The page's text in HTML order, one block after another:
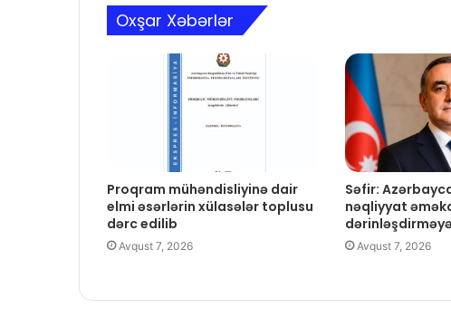
Oxşar Xəbərlər
Proqram mühəndisliyinə dair
elmi əsərlərin xülasələr toplusu
dərc edilib
Avqust 7, 2026
Səfir:
nəqliyyat
Avqust 7, 2026